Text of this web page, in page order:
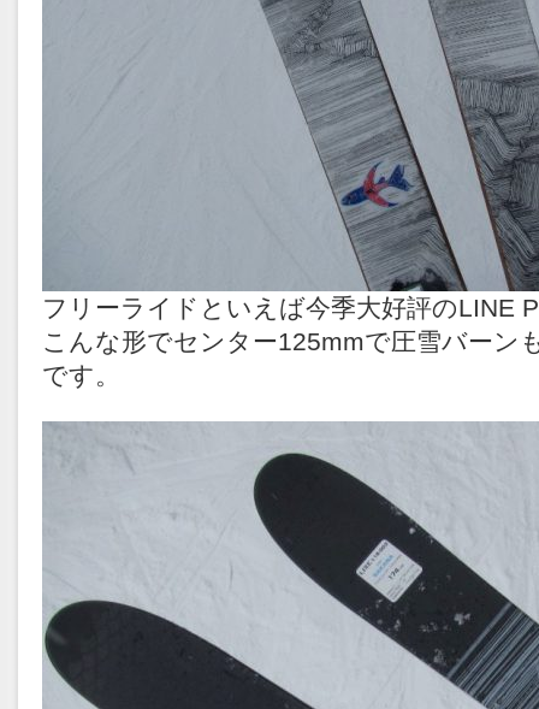
フリーライドといえば今季大好評のLINE
こんな形でセンター125mmで圧雪バーン
です。